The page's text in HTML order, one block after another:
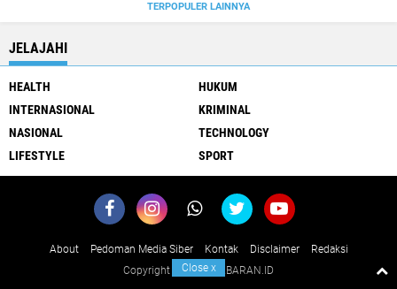
TERPOPULER LAINNYA
JELAJAHI
HEALTH
HUKUM
INTERNASIONAL
KRIMINAL
NASIONAL
TECHNOLOGY
LIFESTYLE
SPORT
About Pedoman Media Siber Kontak Disclaimer
Redaksi
Copyright ©2026 KABARAN.ID
Close x